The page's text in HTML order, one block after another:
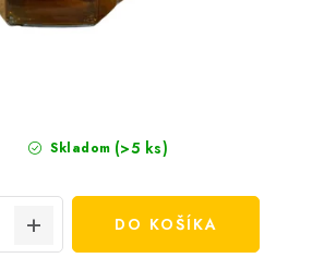
Skladom (>5 ks)
DO KOŠÍKA